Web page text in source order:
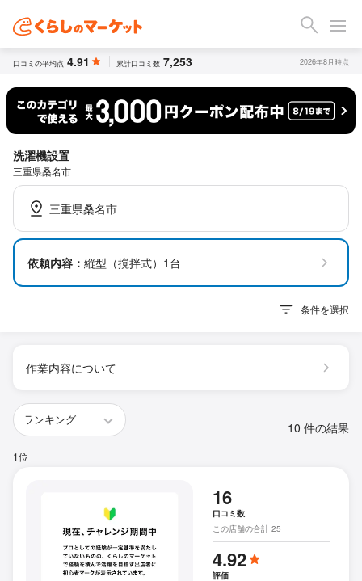
口コミの平均点 4.91 累計口コミ数 7,253 2026年8月時点
洗濯機設置
三重県桑名市
三重県桑名市
依頼内容： 縦型（撹拌式）1台
条件を選択
作業内容について
10 件の結果
1位
16
口コミ数
この店舗の合計 25
4.92
評価